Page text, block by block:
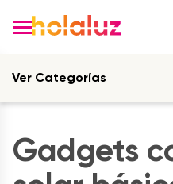
Ver Categorías
Gadgets